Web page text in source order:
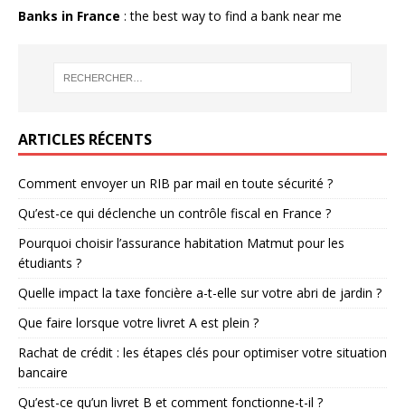
Banks in France : the best way to find a bank near me
ARTICLES RÉCENTS
Comment envoyer un RIB par mail en toute sécurité ?
Qu’est-ce qui déclenche un contrôle fiscal en France ?
Pourquoi choisir l’assurance habitation Matmut pour les
étudiants ?
Quelle impact la taxe foncière a-t-elle sur votre abri de jardin ?
Que faire lorsque votre livret A est plein ?
Rachat de crédit : les étapes clés pour optimiser votre situation
bancaire
Qu’est-ce qu’un livret B et comment fonctionne-t-il ?